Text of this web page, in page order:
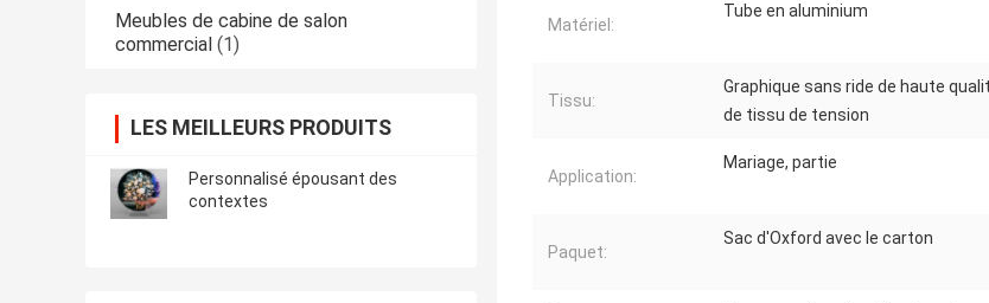
Meubles de cabine de salon
commercial (1)
LES MEILLEURS PRODUITS
Personnalisé épousant des
contextes
Matériel:
Tube en aluminium
Tissu:
Graphique sans ride de haute
de tissu de tension
Application:
Mariage, partie
Paquet:
Sac d'Oxford avec le carton